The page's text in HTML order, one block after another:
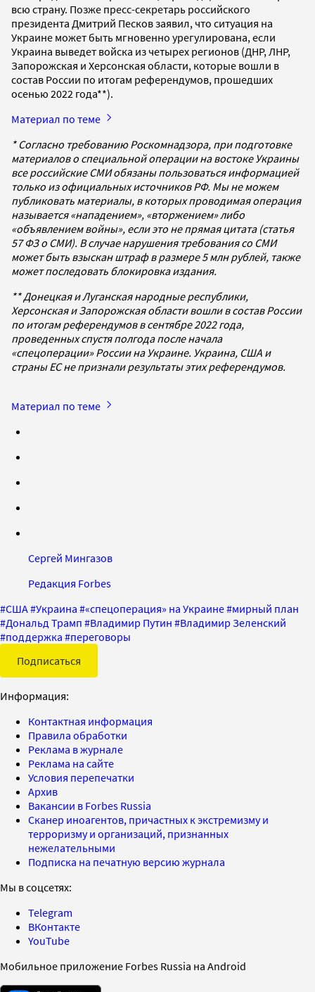
всю страну. Позже пресс-секретарь российского
президента Дмитрий Песков заявил, что ситуация на
Украине может быть мгновенно урегулирована, если
Украина выведет войска из четырех регионов (ДНР, ЛНР,
Запорожская и Херсонская области, которые вошли в
состав России по итогам референдумов, прошедших
осенью 2022 года**).
Материал по теме
* Согласно требованию Роскомнадзора, при подготовке
материалов о специальной операции на востоке Украины
все российские СМИ обязаны пользоваться информацией
только из официальных источников РФ. Мы не можем
публиковать материалы, в которых проводимая операция
называется «нападением», «вторжением» либо
«объявлением войны», если это не прямая цитата (статья
57 ФЗ о СМИ). В случае нарушения требования со СМИ
может быть взыскан штраф в размере 5 млн рублей, также
может последовать блокировка издания.
** Донецкая и Луганская народные республики,
Херсонская и Запорожская области вошли в состав России
по итогам референдумов в сентябре 2022 года,
проведенных спустя полгода после начала
«спецоперации» России на Украине. Украина, США и
страны ЕС не признали результаты этих референдумов.
Материал по теме
Сергей Мингазов
Редакция Forbes
#США#Украина #«спецоперация» на Украине#мирный план
#Дональд Трамп #Владимир Путин #Владимир Зеленский
#поддержка #переговоры
Подписаться
Информация:
Контактная информация
Правила обработки
Реклама в журнале
Реклама на сайте
Условия перепечатки
Архив
Вакансии в Forbes Russia
Сканер иноагентов, причастных к экстремизму и
терроризму и организаций, признанных
нежелательными
Подписка на печатную версию журнала
Мы в соцсетях:
Telegram
ВКонтакте
YouTube
Мобильное приложение Forbes Russia на Android